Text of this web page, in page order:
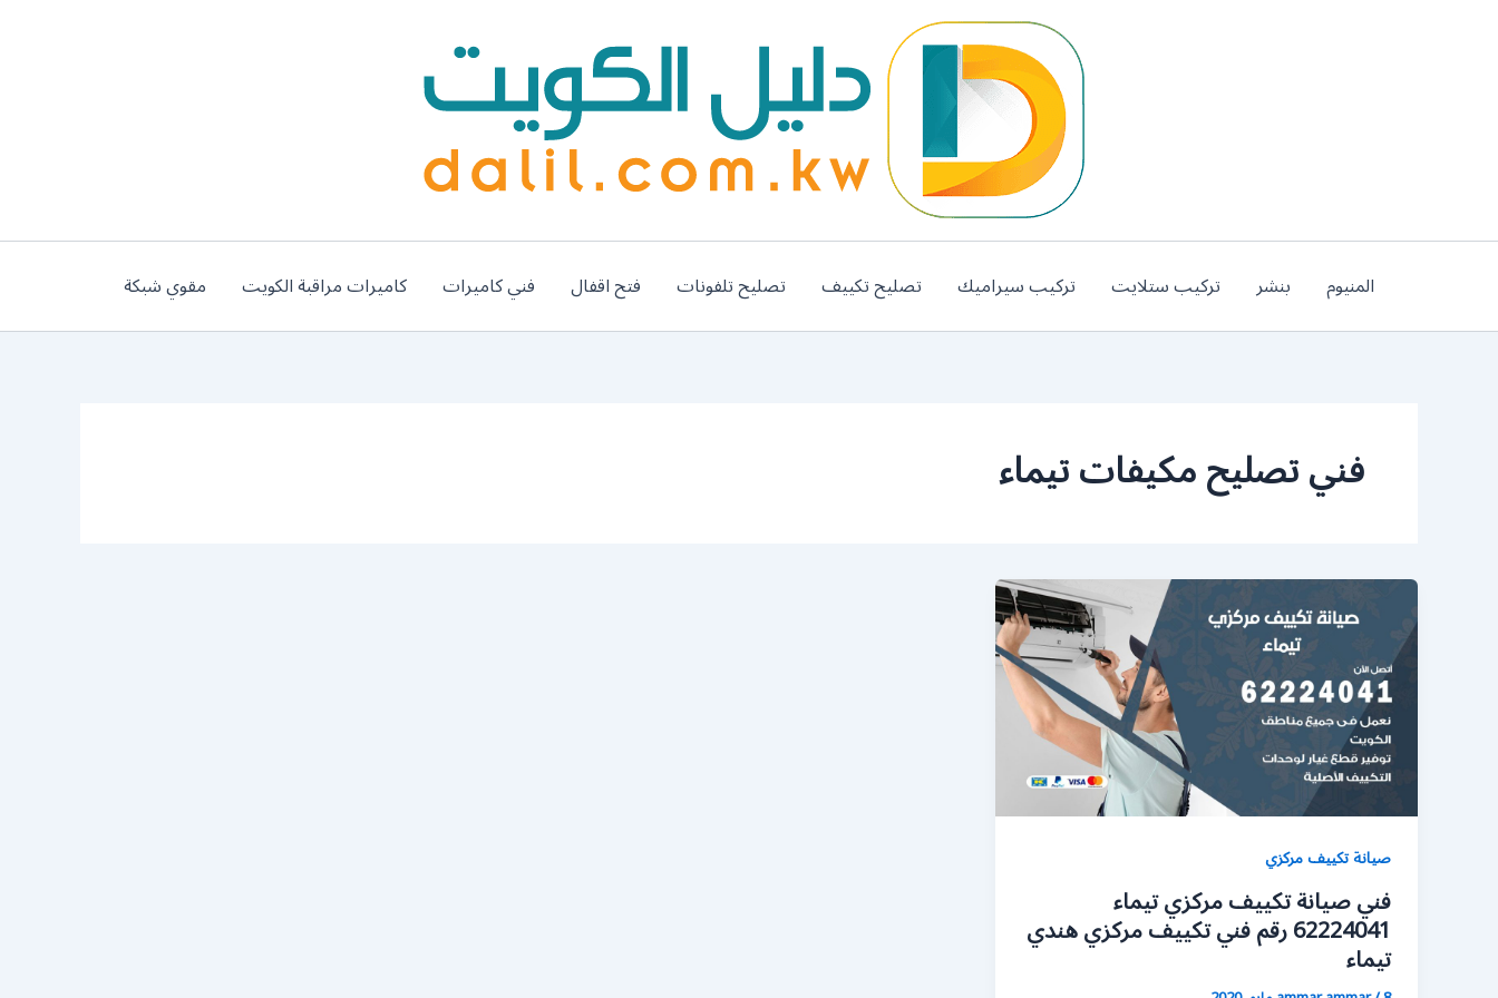
المنيوم بنشر تركيب ستلايت تركيب سيراميك تصليح تكييف تصليح تلفونات فتح اقفال فني كاميرات كاميرات مراقبة الكويت مقوي شبكة
فني تصليح مكيفات تيماء
صيانة تكييف مركزي
فني صيانة تكييف مركزي تيماء
62224041 رقم فني تكييف مركزي هندي
تيماء